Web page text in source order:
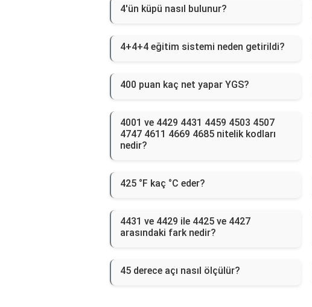
4'ün küpü nasıl bulunur?
4+4+4 eğitim sistemi neden getirildi?
400 puan kaç net yapar YGS?
4001 ve 4429 4431 4459 4503 4507
4747 4611 4669 4685 nitelik kodları
nedir?
425 °F kaç °C eder?
4431 ve 4429 ile 4425 ve 4427
arasındaki fark nedir?
45 derece açı nasıl ölçülür?